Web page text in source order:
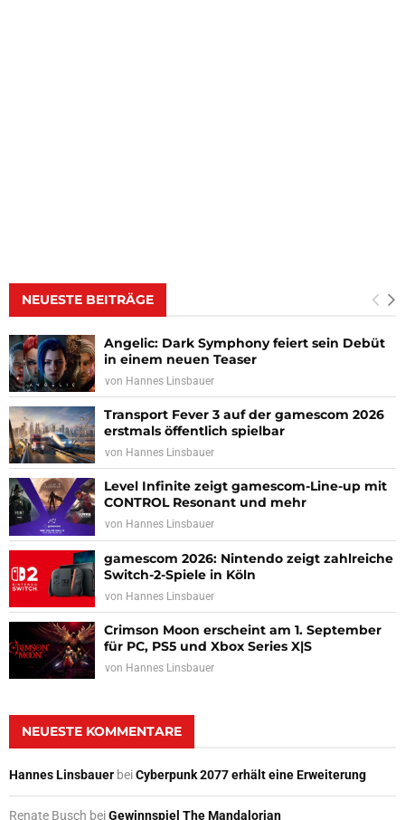
NEUESTE BEITRÄGE
Angelic: Dark Symphony feiert sein Debüt
in einem neuen Teaser
von Hannes Linsbauer
Transport Fever 3 auf der gamescom 2026
erstmals öffentlich spielbar
von Hannes Linsbauer
Level Infinite zeigt gamescom-Line-up mit
CONTROL Resonant und mehr
von Hannes Linsbauer
gamescom 2026: Nintendo zeigt zahlreiche
Switch-2-Spiele in Köln
von Hannes Linsbauer
Crimson Moon erscheint am 1. September
für PC, PS5 und Xbox Series X|S
von Hannes Linsbauer
NEUESTE KOMMENTARE
Hannes Linsbauer beiCyberpunk 2077 erhält eine Erweiterung
Renate Busch beiGewinnspiel The Mandalorian